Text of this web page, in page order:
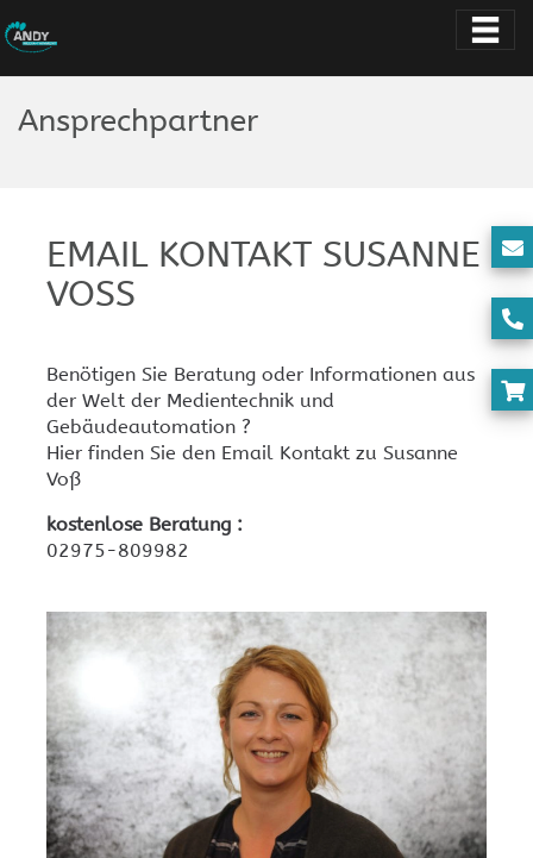
Ansprechpartner
EMAIL KONTAKT SUSANNE
VOSS
Benötigen Sie Beratung oder Informationen aus
der Welt der Medientechnik und
Gebäudeautomation ?
Hier finden Sie den Email Kontakt zu Susanne
Voß
kostenlose Beratung :
02975-809982